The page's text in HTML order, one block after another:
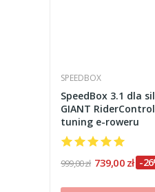
SPEEDBOX
SpeedBox 3.1 dla
GIANT
tuning e-roweru
999,00 zł 739,00 zł -